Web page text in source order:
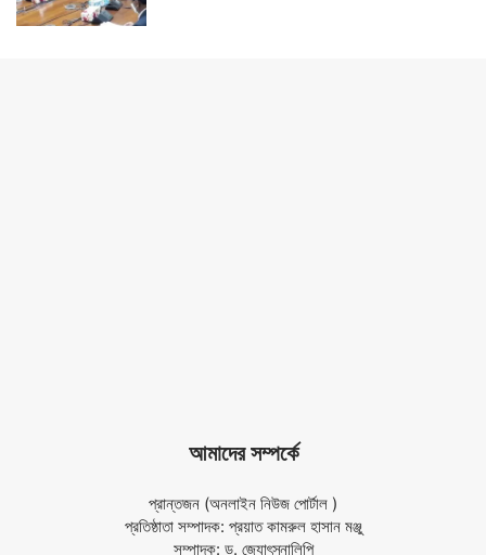
আমাদের সম্পর্কে
প্রান্তজন (অনলাইন নিউজ পোর্টাল )
প্রতিষ্ঠাতা সম্পাদক: প্রয়াত কামরুল হাসান মঞ্জু
সম্পাদক: ড. জ্যোৎস্নালিপি